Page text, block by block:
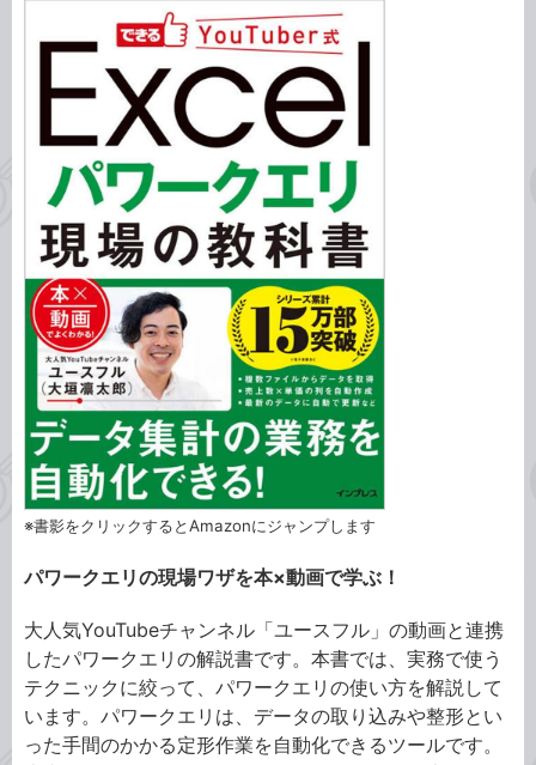
※書影をクリックするとAmazonにジャンプします
パワークエリの現場ワザを本×動画で学ぶ！
大人気YouTubeチャンネル「ユースフル」の動画と連携
したパワークエリの解説書です。本書では、実務で使う
テクニックに絞って、パワークエリの使い方を解説して
います。パワークエリは、データの取り込みや整形とい
った手間のかかる定形作業を自動化できるツールです。